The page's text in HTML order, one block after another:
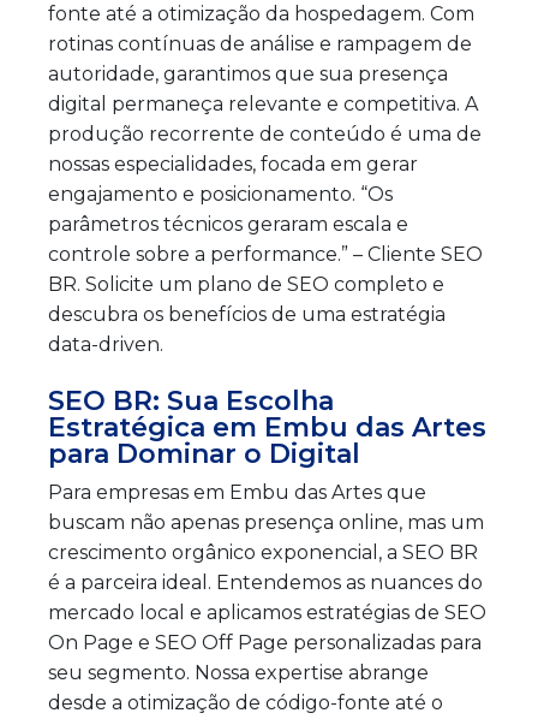
fonte até a otimização da hospedagem. Com
rotinas contínuas de análise e rampagem de
autoridade, garantimos que sua presença
digital permaneça relevante e competitiva. A
produção recorrente de conteúdo é uma de
nossas especialidades, focada em gerar
engajamento e posicionamento. “Os
parâmetros técnicos geraram escala e
controle sobre a performance.” – Cliente SEO
BR. Solicite um plano de SEO completo e
descubra os benefícios de uma estratégia
data-driven.
SEO BR: Sua Escolha
Estratégica em Embu das Artes
para Dominar o Digital
Para empresas em Embu das Artes que
buscam não apenas presença online, mas um
crescimento orgânico exponencial, a SEO BR
é a parceira ideal. Entendemos as nuances do
mercado local e aplicamos estratégias de SEO
On Page e SEO Off Page personalizadas para
seu segmento. Nossa expertise abrange
desde a otimização de código-fonte até o